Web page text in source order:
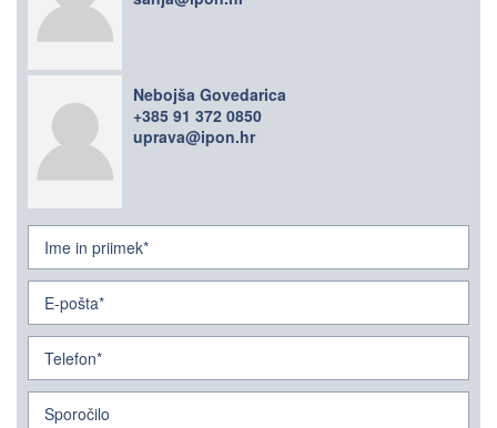
Nebojša Govedarica
+385 91 372 0850
uprava@ipon.hr